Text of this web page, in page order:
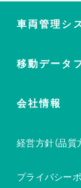
車両管理シ
移動データ
会社情報
経営方針（品質
プライバシー